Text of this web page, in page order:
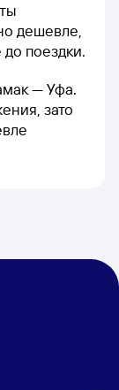
дешевле,
поездки.
— Уфа.
зато